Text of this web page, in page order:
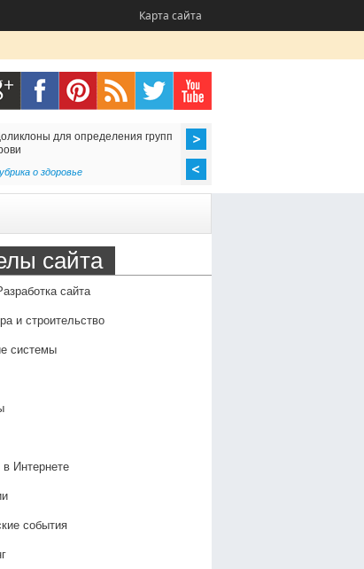
Карта сайта
для определения групп
о здоровье
сайта
сайта
и строительство
системы
в Интернете
события